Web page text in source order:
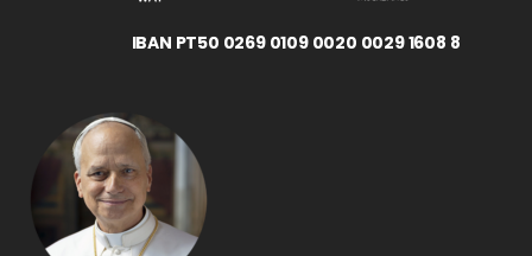
IBAN PT50 0269 0109 0020 0029 1608 8